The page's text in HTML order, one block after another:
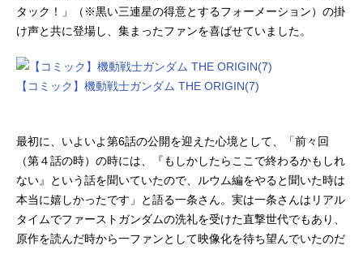
タック！」（※黒い三連星の得意とするフォーメーション）の掛
け声と共に登場し、集まったファンを喜ばせていました。
【コミック】機動戦士ガンダム THE ORIGIN(7)
最初に、いよいよ第6話の公開を迎えた心境として、「前々回
（第４話の時）の時には、『もしかしたらここで終わるかもしれ
ない』という話を聞いていたので、ルウム編をやると聞いた時は
本当に嬉しかったです」と語る一条さん。実は一条さんはリアル
タイムでファーストガンダムの洗礼を受けた直撃世代でもあり、
原作を読んだ時から一ファンとして映像化を待ち望んでいたのだ